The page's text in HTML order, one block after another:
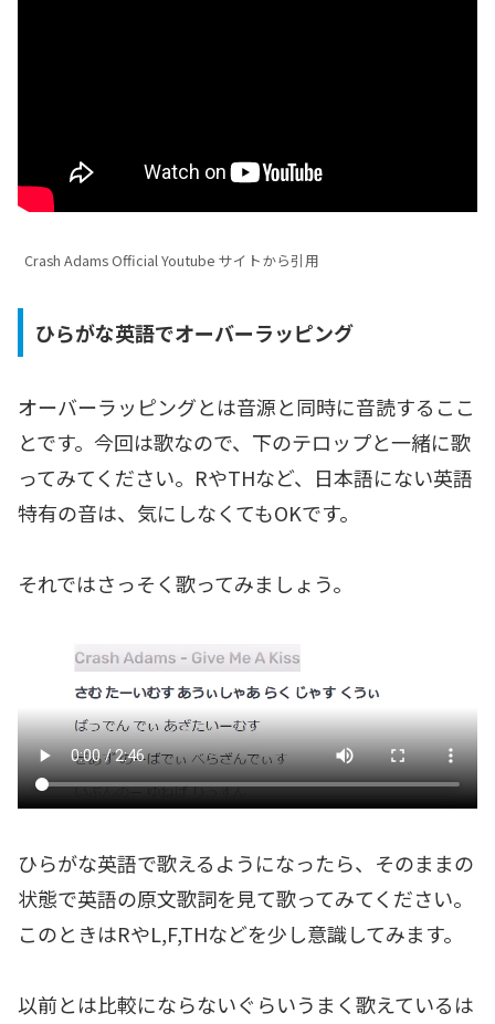
Crash Adams Official Youtube サイトから引用
ひらがな英語でオーバーラッピング
オーバーラッピングとは音源と同時に音読するここ
とです。今回は歌なので、下のテロップと一緒に歌
ってみてください。RやTHなど、日本語にない英語
特有の音は、気にしなくてもOKです。
それではさっそく歌ってみましょう。
ひらがな英語で歌えるようになったら、そのままの
状態で英語の原文歌詞を見て歌ってみてください。
このときはRやL,F,THなどを少し意識してみます。
以前とは比較にならないぐらいうまく歌えているは